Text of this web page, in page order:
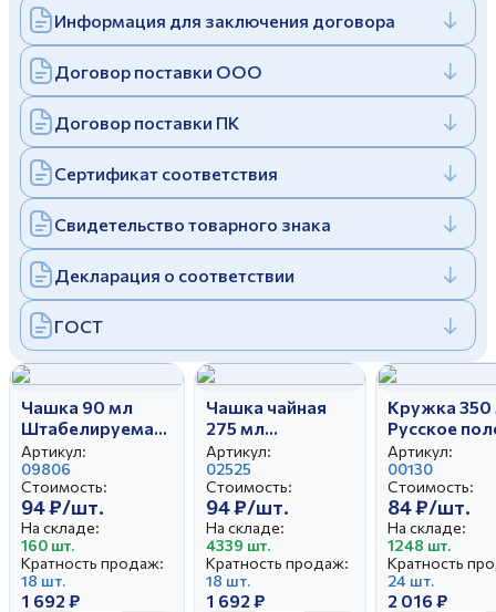
Отправить
Заполняя и отправляя форму, вы соглашаетесь
cполитикой конфиденциальности
Заполняя и отправляя форму, вы соглашаетесь
cполитикой конфиденциальности
Дулевский фарфоровый завод ©
Политика конфиденциальности
Информация для заключения договора
Договор поставки ООО
Договор поставки ПК
Сертификат соответствия
Свидетельство товарного знака
Декларация о соответствии
ГОСТ
Чашка 90 мл
Штабелируемая
Белая
Артикул:
09806
Стоимость:
94 ₽/шт.
На складе:
160 шт.
Кратность продаж:
18 шт.
1 692 ₽
Чашка чайная
275 мл
Гранатовый
Белая
Артикул:
02525
Стоимость:
94 ₽/шт.
На складе:
4339 шт.
Кратность продаж:
18 шт.
1 692 ₽
Кружка 350
Русское
Белая
Артикул:
00130
Стоимость:
84 ₽/шт.
На складе:
1248 шт.
Кратность
24 шт.
2 016 ₽